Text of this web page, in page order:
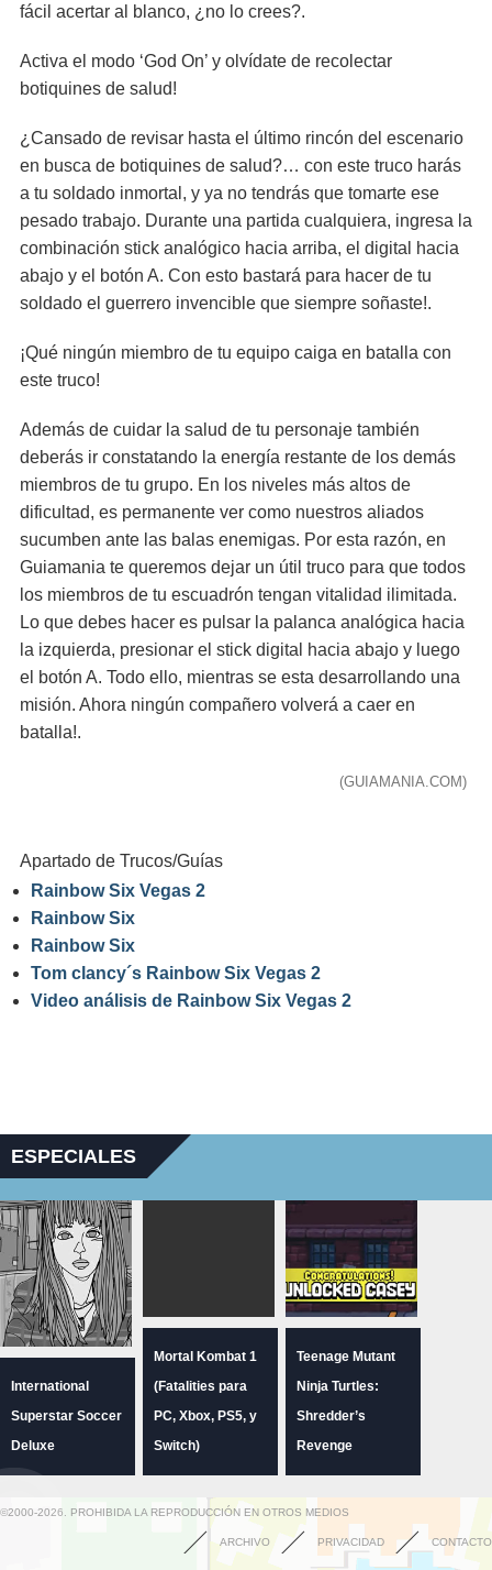
fácil acertar al blanco, ¿no lo crees?.
Activa el modo ‘God On’ y olvídate de recolectar
botiquines de salud!
¿Cansado de revisar hasta el último rincón del escenario
en busca de botiquines de salud?… con este truco harás
a tu soldado inmortal, y ya no tendrás que tomarte ese
pesado trabajo. Durante una partida cualquiera, ingresa la
combinación stick analógico hacia arriba, el digital hacia
abajo y el botón A. Con esto bastará para hacer de tu
soldado el guerrero invencible que siempre soñaste!.
¡Qué ningún miembro de tu equipo caiga en batalla con
este truco!
Además de cuidar la salud de tu personaje también
deberás ir constatando la energía restante de los demás
miembros de tu grupo. En los niveles más altos de
dificultad, es permanente ver como nuestros aliados
sucumben ante las balas enemigas. Por esta razón, en
Guiamania te queremos dejar un útil truco para que todos
los miembros de tu escuadrón tengan vitalidad ilimitada.
Lo que debes hacer es pulsar la palanca analógica hacia
la izquierda, presionar el stick digital hacia abajo y luego
el botón A. Todo ello, mientras se esta desarrollando una
misión. Ahora ningún compañero volverá a caer en
batalla!.
(GUIAMANIA.COM)
Apartado de Trucos/Guías
Rainbow Six Vegas 2
Rainbow Six
Rainbow Six
Tom clancy´s Rainbow Six Vegas 2
Video análisis de Rainbow Six Vegas 2
ESPECIALES
International
Superstar Soccer
Deluxe
Mortal Kombat 1
(Fatalities para
PC, Xbox, PS5, y
Switch)
Teenage Mutant
Ninja Turtles:
Shredder’s
Revenge
©2000-2026. PROHIBIDA LA REPRODUCCIÓN EN OTROS MEDIOS
ARCHIVO PRIVACIDAD CONTACTO